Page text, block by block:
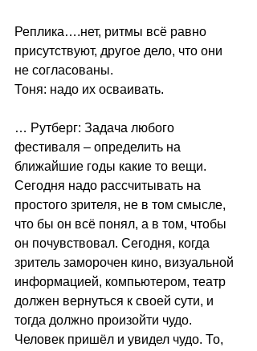
Реплика….нет, ритмы всё равно
присутствуют, другое дело, что они
не согласованы.
Тоня: надо их осваивать.
… Рутберг: Задача любого
фестиваля – определить на
ближайшие годы какие то вещи.
Сегодня надо рассчитывать на
простого зрителя, не в том смысле,
что бы он всё понял, а в том, чтобы
он почувствовал. Сегодня, когда
зритель заморочен кино, визуальной
информацией, компьютером, театр
должен вернуться к своей сути, и
тогда должно произойти чудо.
Человек пришёл и увидел чудо. То,